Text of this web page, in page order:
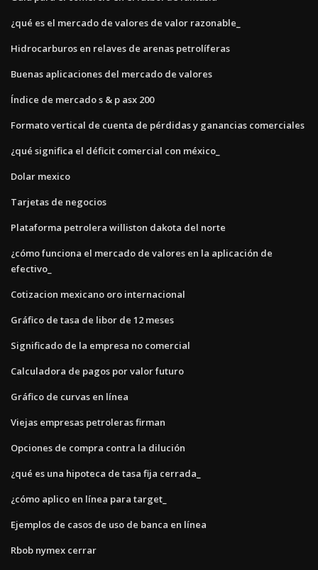
¿qué es el mercado de valores de valor razonable_
Hidrocarburos en relaves de arenas petrolíferas
Buenas aplicaciones del mercado de valores
Índice de mercado s & p asx 200
Formato vertical de cuenta de pérdidas y ganancias comerciales
¿qué significa el déficit comercial con méxico_
Dolar mexico
Tarjetas de negocios
Plataforma petrolera williston dakota del norte
¿cómo funciona el mercado de valores en la aplicación de
efectivo_
Cotizacion mexicano oro internacional
Gráfico de tasa de libor de 12 meses
Significado de la empresa no comercial
Calculadora de pagos por valor futuro
Gráfico de curvas en línea
Viejas empresas petroleras firman
Opciones de compra contra la dilución
¿qué es una hipoteca de tasa fija cerrada_
¿cómo aplico en línea para target_
Ejemplos de casos de uso de banca en línea
Rbob nymex cerrar